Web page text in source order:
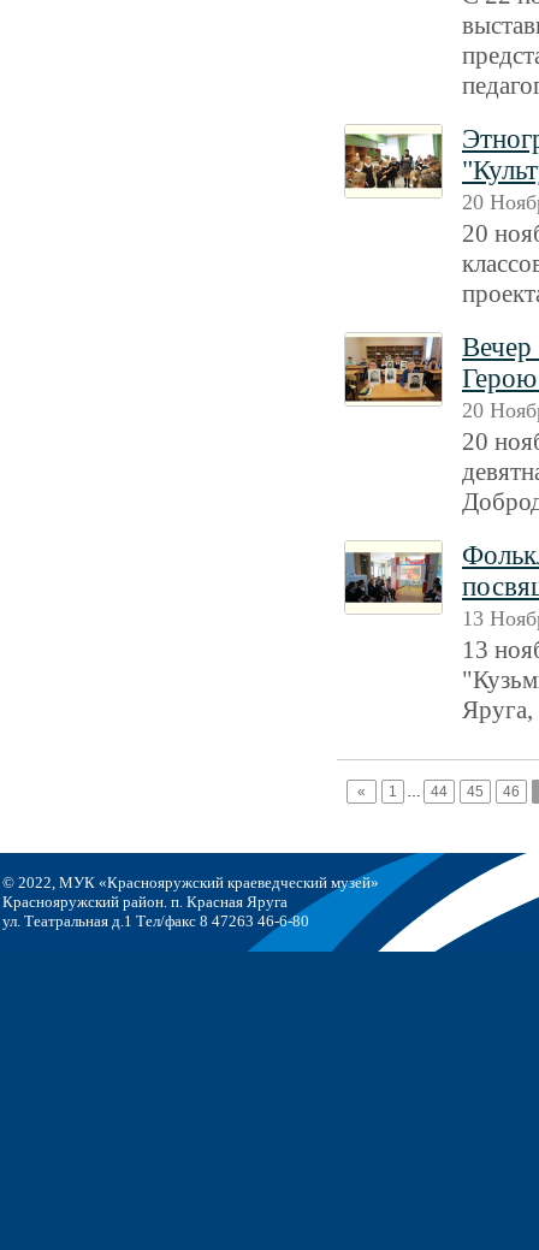
20
20
Вечер
20
20
13
13
« 1 … 44 45 46
© 2022, МУК «Краснояружский краеведческий музей»
Краснояружский район. п. Красная Яруга
ул. Театральная д.1 Тел/факс 8 47263 46-6-80